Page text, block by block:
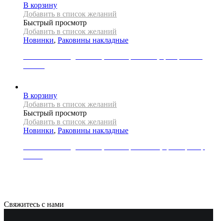
В корзину
Добавить в список желаний
Быстрый просмотр
Добавить в список желаний
Новинки, Раковины накладные
В корзину
Добавить в список желаний
Быстрый просмотр
Добавить в список желаний
Новинки, Раковины накладные
Свяжитесь с нами